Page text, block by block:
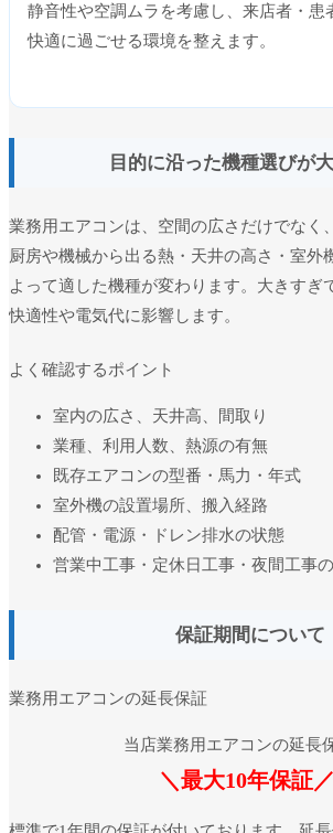
静音性や空調ムラを考慮し、来店者・患
快適に過ごせる環境を整えます。
目的に沿った機種選びが
業務用エアコンは、空間の広さだけでなく
厨房や機械から出る熱・天井の高さ・室外
よって適した機種が変わります。大きすぎ
快適性や電気代に影響します。
よく確認するポイント
室内の広さ、天井高、間取り
業種、利用人数、熱源の有無
既存エアコンの型番・馬力・年式
室外機の設置場所、搬入経路
配管・電源・ドレン排水の状態
営業中工事・定休日工事・夜間工事
保証期間について
業務用エアコンの延長保証
当店業務用エアコンの延長
＼最大10年保証／